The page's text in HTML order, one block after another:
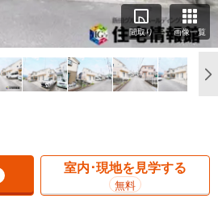
間取り 画像一覧
室内･現地を見学する
無料